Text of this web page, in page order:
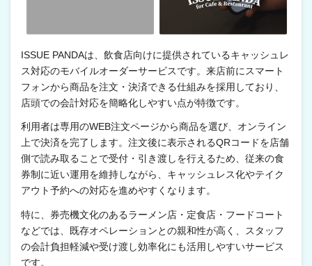
ISSUE PANDAは、飲食店向けに提供されているキャッシュレ
ス対応のモバイルオーダーサービスです。来店前にスマート
フォンから商品を注文・決済できる仕組みを採用しており、
店頭での会計対応を簡略化しやすい点が特徴です。
利用者は専用のWEB注文ページから商品を選び、オンライン
上で決済を完了します。注文後に表示されるQRコードを店舗
側で読み取ることで受付・引き渡しを行えるため、従来の食
券制に近い運用を維持しながら、キャッシュレス化やテイク
アウト予約への対応を進めやすくなります。
特に、券売機文化のあるラーメン店・定食店・フードコート
などでは、既存オペレーションとの親和性が高く、スタッフ
の会計負担軽減や受け渡し効率化にも活用しやすいサービス
です。